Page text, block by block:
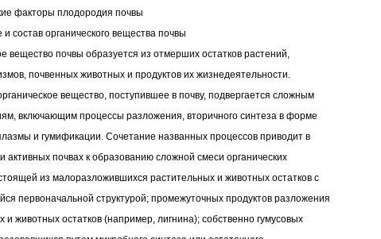
факторы плодородия почвы
состав органического вещества почвы
вещество почвы образуется из отмерших остатков растений,
почвенных животных и продуктов их жизнедеятельности.
вещество, поступившее в почву, подвергается сложным
включающим процессы разложения, вторичного синтеза в форме
и гумификации. Сочетание названных процессов приводит в
активных почвах к образованию сложной смеси органических
из малоразложившихся растительных и животных остатков с
первоначальной структурой; промежуточных продуктов разложения
и животных остатков (например, лигнина); собственно гумусовых